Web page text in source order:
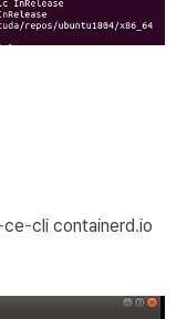
ce-cli containerd.io